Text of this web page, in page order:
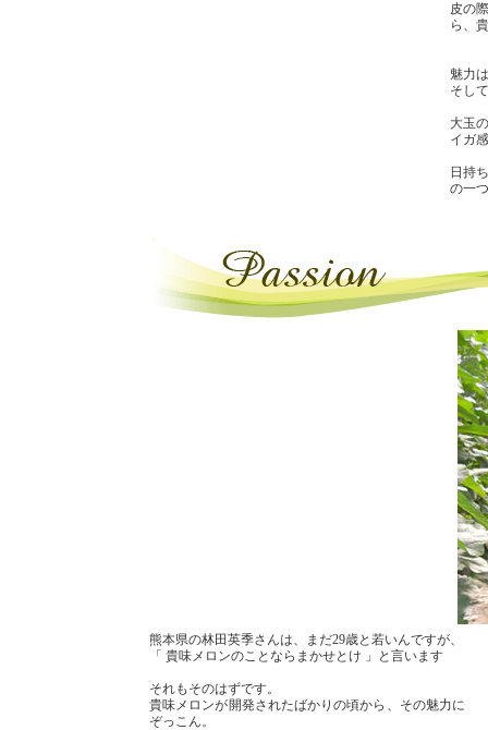
皮の
ら、
魅力
そし
大玉
イガ
日持
の一
熊本県の林田英季さんは、まだ29歳と若いんですが、
「 貴味メロンのことならまかせとけ 」と言います
それもそのはずです。
貴味メロンが開発されたばかりの頃から、その魅力に
ぞっこん。